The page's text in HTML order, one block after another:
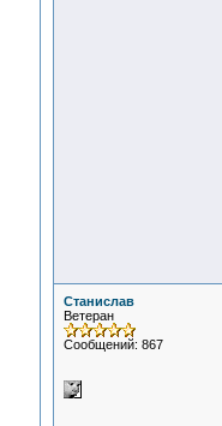
Станислав
Ветеран
Сообщений: 867